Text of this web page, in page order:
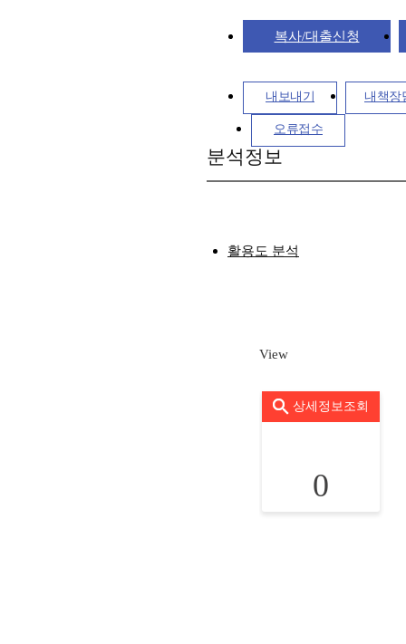
복사/대출신청
내보내기 내책장
오류접수
분석정보
활용도 분석
View
상세정보조회
0